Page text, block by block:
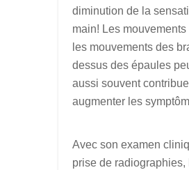
diminution de la
main! Les mouvements
les mouvements des
dessus des épaules
aussi souvent
augmenter les
Avec son examen
prise de radiographies,